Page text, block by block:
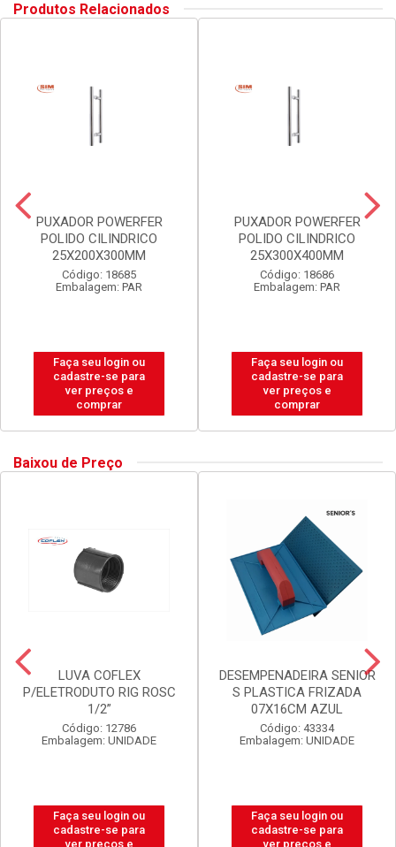
Produtos Relacionados
PUXADOR POWERFER
POLIDO CILINDRICO
25X200X300MM
Código: 18685
Embalagem: PAR
Faça seu login ou
cadastre-se para
ver preços e
comprar
PUXADOR POWERFER
POLIDO CILINDRICO
25X300X400MM
Código: 18686
Embalagem: PAR
Faça seu login ou
cadastre-se para
ver preços e
comprar
Baixou de Preço
LUVA COFLEX
P/ELETRODUTO RIG ROSC
1/2”
Código: 12786
Embalagem: UNIDADE
Faça seu login ou
cadastre-se para
ver preços e
DESEMPENADEIRA SENIOR
S PLASTICA FRIZADA
07X16CM AZUL
Código: 43334
Embalagem: UNIDADE
Faça seu login ou
cadastre-se para
ver preços e